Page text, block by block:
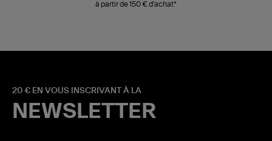
à partir de 150 € d'achat*
20 € EN VOUS INSCRIVANT À LA
NEWSLETTER